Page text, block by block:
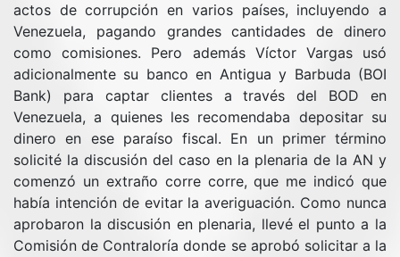
actos de corrupción en varios países, incluyendo a
Venezuela, pagando grandes cantidades de dinero
como comisiones. Pero además Víctor Vargas usó
adicionalmente su banco en Antigua y Barbuda (BOI
Bank) para captar clientes a través del BOD en
Venezuela, a quienes les recomendaba depositar su
dinero en ese paraíso fiscal. En un primer término
solicité la discusión del caso en la plenaria de la AN y
comenzó un extraño corre corre, que me indicó que
había intención de evitar la averiguación. Como nunca
aprobaron la discusión en plenaria, llevé el punto a la
Comisión de Contraloría donde se aprobó solicitar a la